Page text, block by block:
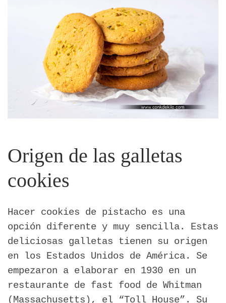
Origen de las galletas
cookies
Hacer cookies de pistacho es una
opción diferente y muy sencilla. Estas
deliciosas galletas tienen su origen
en los Estados Unidos de América. Se
empezaron a elaborar en 1930 en un
restaurante de fast food de Whitman
(Massachusetts), el “Toll House”. Su